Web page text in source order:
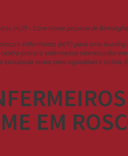
Enfermeiros (M/F) para uma
procura enfermeiros interessados
localizada numa zona agradável e
EM